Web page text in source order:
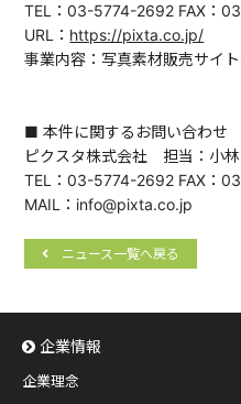
TEL：03-5774-2692 FAX：
URL： https://pixta.co.jp/
事業内容：写真素材販売サイ
■ 本件に関するお問い合わせ
ピクスタ株式会社 担当：小林
TEL：03-5774-2692 FAX：
MAIL：info@pixta.co.jp
ニュース一覧へ戻る
企業情報
企業理念